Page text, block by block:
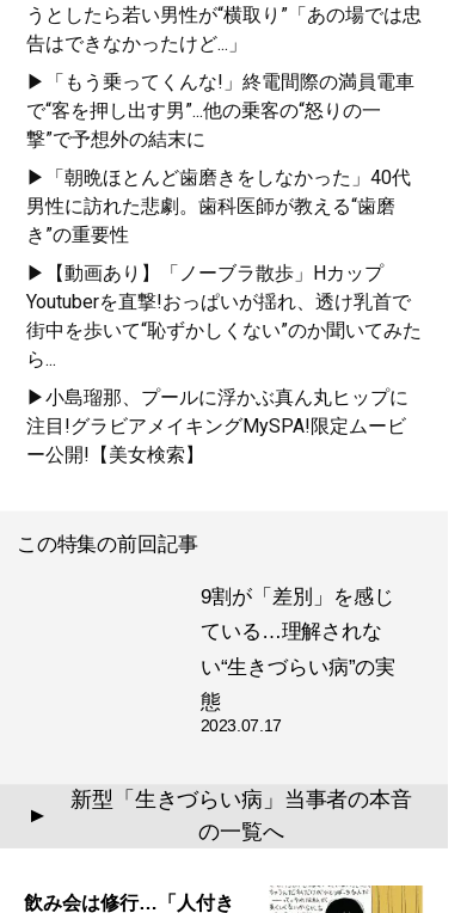
うとしたら若い男性が“横取り”「あの場では忠
告はできなかったけど...」
▶「もう乗ってくんな!」終電間際の満員電車
で“客を押し出す男”...他の乗客の“怒りの一
撃”で予想外の結末に
▶「朝晩ほとんど歯磨きをしなかった」40代
男性に訪れた悲劇。歯科医師が教える“歯磨
き”の重要性
▶【動画あり】「ノーブラ散歩」Hカップ
Youtuberを直撃!おっぱいが揺れ、透け乳首で
街中を歩いて“恥ずかしくない”のか聞いてみた
ら...
▶小島瑠那、プールに浮かぶ真ん丸ヒップに
注目!グラビアメイキングMySPA!限定ムービ
ー公開!【美女検索】
この特集の前回記事
9割が「差別」を感じ
ている…理解されな
い“生きづらい病”の実
態
2023.07.17
▲
新型「生きづらい病」当事者の本音
の一覧へ
飲み会は修行…「人付き